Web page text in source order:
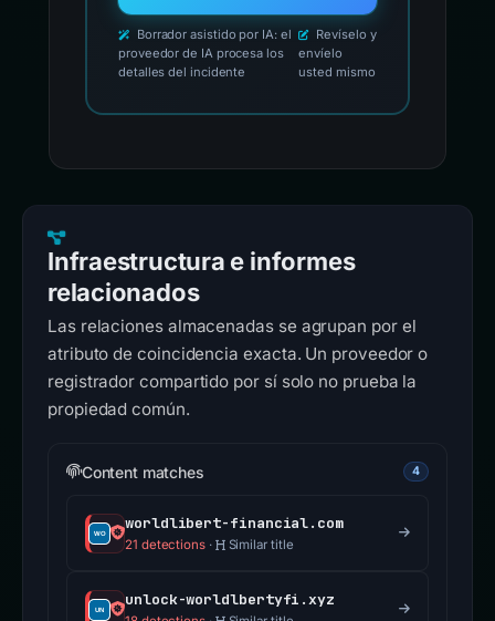
Borrador asistido por IA: el
proveedor de IA procesa los
detalles del incidente
Revíselo y
envíelo
usted mismo
Infraestructura e informes
relacionados
Las relaciones almacenadas se agrupan por el
atributo de coincidencia exacta. Un proveedor o
registrador compartido por sí solo no prueba la
propiedad común.
Content matches 4
worldlibert-financial.com
21 detections· Similar title
unlock-worldlbertyfi.xyz